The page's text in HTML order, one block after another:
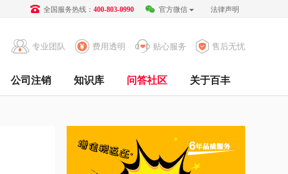
全国服务热线： 400-803-0990 官方微信 法律声明
售后无忧
贴心服务
费用透明
专业团队
公司注销 知识库 问答社区 关于百丰